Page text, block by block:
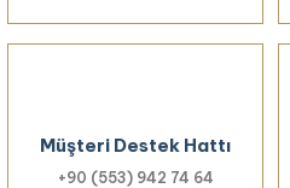
Müşteri Destek Hattı
+90 (553) 942 74 64